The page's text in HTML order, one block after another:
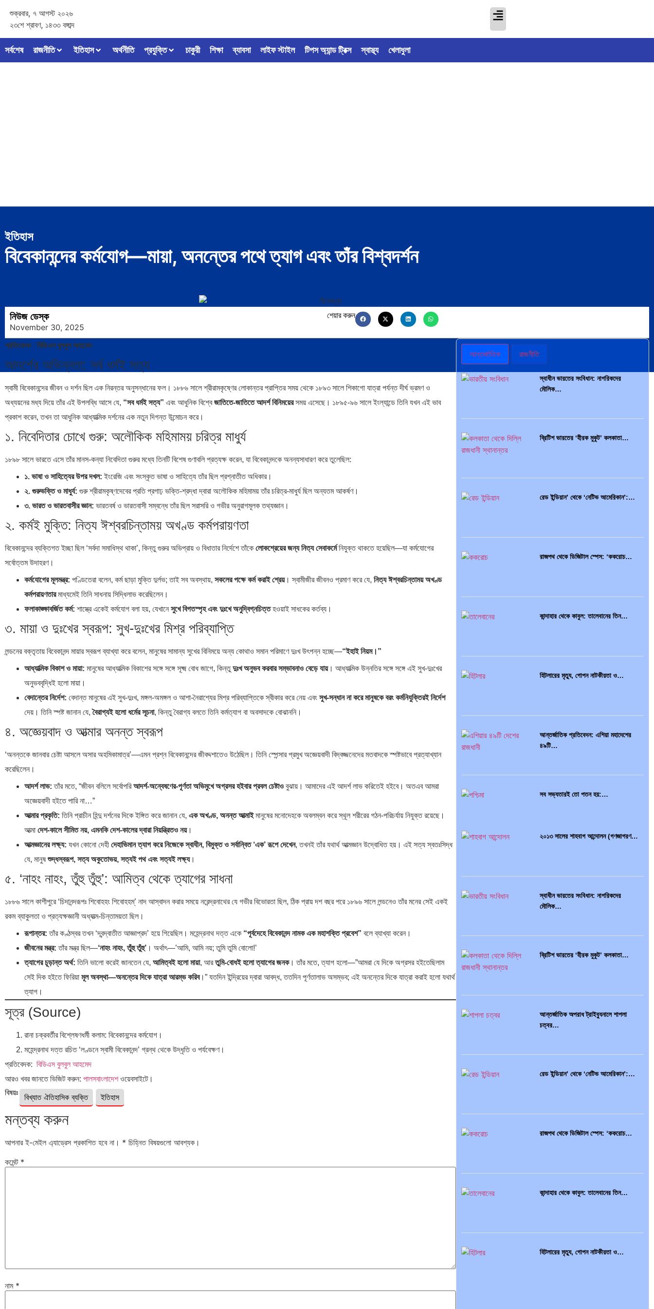
শুক্রবার, ৭ আগস্ট ২০২৬
২৩শে শ্রাবণ, ১৪৩৩ বঙ্গাব্দ
সর্বশেষ রাজনীতি ইতিহাস অর্থনীতি প্রযুক্তি চাকুরী শিক্ষা ব্যাবসা লাইফ স্টাইল টিপস অ্যান্ড ট্রিক্স স্বাস্থ্য খেলাধুলা
ইতিহাস
বিবেকানন্দের কর্মযোগ—মায়া, অনন্তের পথে ত্যাগ এবং তাঁর বিশ্বদর্শন
নিউজ ডেস্ক
November 30, 2025
শেয়ার করুন
প্রতিবেদক : বিডিএস বুলবুল আহমেদ
আদর্শের অভিন্নতা: সর্ব ধর্মই সত্য
স্বামী বিবেকানন্দের জীবন ও দর্শন ছিল এক নিরন্তর অনুসন্ধানের ফল। ১৮৮৬ সালে শ্রীরামকৃষ্ণের লোকান্তর প্রাপ্তির সময় থেকে ১৮৯৩ সালে শিকাগো যাত্রা পর্যন্ত দীর্ঘ ভ্রমণ ও
অধ্যয়নের মধ্য দিয়ে তাঁর এই উপলব্ধি আসে যে, “সব ধর্মই সত্য” এবং আধুনিক বিশ্বেজাতিতে-জাতিতে আদর্শ বিনিময়েরসময় এসেছে। ১৮৯৫-৯৬ সালে ইংল্যান্ডে তিনি যখন এই ভাব
প্রকাশ করেন, তখন তা আধুনিক আধ্যাত্মিক দর্শনের এক নতুন দিগন্ত উন্মোচন করে।
১. নিবেদিতার চোখে গুরু: অলৌকিক মহিমাময় চরিত্র মাধুর্য
১৮৯৮ সালে ভারতে এসে তাঁর মানস-কন্যা নিবেদিতা গুরুর মধ্যে তিনটি বিশেষ গুণাবলি প্রত্যক্ষ করেন, যা বিবেকানন্দকে অনন্যসাধারণ করে তুলেছিল:
১. ভাষা ও সাহিত্যের উপর দখল: ইংরেজি এবং সংস্কৃত ভাষা ও সাহিত্যে তাঁর ছিল প্রশ্নাতীত অধিকার।
২. গুরুভক্তি ও মাধুর্য: গুরু শ্রীরামকৃষ্ণদেবের প্রতি প্রগাঢ় ভক্তি-শ্রদ্ধা দ্বারা অলৌকিক মহিমাময় তাঁর চরিত্র-মাধুর্য ছিল অন্যতম আকর্ষণ।
৩. ভারত ও ভারতবাসীর জ্ঞান: ভারতবর্ষ ও ভারতবাসী সম্বন্ধে তাঁর ছিল সরাসরি ও গভীর অনুরাগমূলক তথ্যজ্ঞান।
২. কর্মই মুক্তি: নিত্য ঈশ্বরচিন্তাময় অখণ্ড কর্মপরায়ণতা
বিবেকানন্দের ব্যক্তিগত ইচ্ছা ছিল ‘সর্বদা সমাধিস্থ থাকা’, কিন্তু গুরুর অভিপ্রায় ও বিধাতার নির্দেশে তাঁকে লোকশ্রেয়ের জন্য নিত্য সেবাকর্মেনিযুক্ত থাকতে হয়েছিল—যা কর্মযোগের
সর্বোত্তম উদাহরণ।
কর্মযোগের মূলমন্ত্র: পণ্ডিতেরা বলেন, কর্ম ছাড়া মুক্তি দুর্লভ; তাই সব অবস্থায়, সকলের পক্ষে কর্ম করাই শ্রেয়। স্বামীজীর জীবনও প্রমাণ করে যে, নিত্য ঈশ্বরচিন্তাময় অখণ্ড
কর্মপরায়ণতারমাধ্যমেই তিনি সাধনায় সিদ্ধিলাভ করেছিলেন।
ফলাকাঙ্ক্ষাবর্জিত কর্ম: শাস্ত্রে একেই কর্মযোগ বলা হয়, যেখানে সুখে বিগতস্পৃহ এবং দুঃখে অনুদ্বিগ্নচিত্তহওয়াই সাধকের কর্তব্য।
৩. মায়া ও দুঃখের স্বরূপ: সুখ-দুঃখের মিশ্র পরিব্যাপ্তি
লন্ডনের বক্তৃতায় বিবেকানন্দ মায়ার স্বরূপ ব্যাখ্যা করে বলেন, মানুষের সামান্য সুখের বিনিময়ে অন্য কোথাও সমান পরিমাণে দুঃখ উৎপন্ন হচ্ছে—“ইহাই নিয়ম।”
আধ্যাত্মিক বিকাশ ও মায়া: মানুষের আধ্যাত্মিক বিকাশের সঙ্গে সঙ্গে সূক্ষ্ম বোধ জাগে, কিন্তুদুঃখ অনুভব করবার সম্ভাবনাও বেড়ে যায়। আধ্যাত্মিক উন্নতির সঙ্গে সঙ্গে এই সুখ-দুঃখের
অনুভববৃদ্ধিই হলো মায়া।
বেদান্তের নির্দেশ: বেদান্ত মানুষের এই সুখ-দুঃখ, মঙ্গল-অমঙ্গল ও আশা-নৈরাশ্যের মিশ্র পরিব্যাপ্তিকে স্বীকার করে নেয় এবং সুখ-সন্ধান না করে মানুষকে বরং কর্মনিযুক্তিরই নির্দেশ
দেয়। তিনি স্পষ্ট জানান যে,বৈরাগ্যই হলো ধর্মের সূচনা, কিন্তু বৈরাগ্য বলতে তিনি কর্মত্যাগ বা অবসাদকে বোঝাননি।
৪. অজ্ঞেয়বাদ ও আত্মার অনন্ত স্বরূপ
‘অনন্তকে জানবার চেষ্টা আসলে অসার অহমিকামাত্র’—এমন প্রশ্ন বিবেকানন্দের জীবদ্দশাতেও উঠেছিল। তিনি স্পেন্সার প্রমুখ অজ্ঞেয়বাদী বিদ্বজ্জনেদের মতবাদকে স্পষ্টভাবে প্রত্যাখ্যান
করেছিলেন।
আদর্শ লাভ: তাঁর মতে, “জীবন বলিলে সর্বোপরিআদর্শ-অন্বেষণের-পূর্ণতা অভিমুখে অগ্রসর হইবার প্রবল চেষ্টাও বুঝায়। আমাদের এই আদর্শ লাভ করিতেই হইবে। অতএব আমরা
অজ্ঞেয়বাদী হইতে পারি না…”
আত্মার প্রকৃতি: তিনি প্রাচীন হিন্দু দর্শনের দিকে ইঙ্গিত করে জানান যে, এক অখণ্ড, অনন্ত আত্মাইমানুষের মনোদেহকে অবলম্বন করে স্থূল শরীরের গঠন-পরিচর্যায় নিযুক্ত রয়েছে।
আত্মা দেশ-কালে সীমিত নয়, এমনকি দেশ-কালের দ্বারা নিয়ন্ত্রিতও নয়।
আত্মজ্ঞানের লক্ষ্য: যখন কোনো দেহী দেহাভিমান ত্যাগ করে নিজেকে স্বাধীন, বিমুক্ত ও সর্বান্বিত ‘এক’ রূপে দেখেন, তখনই তাঁর যথার্থ আত্মজ্ঞান উদ্বোধিত হয়। এই সত্য স্বতঃসিদ্ধ
যে, মানুষশুদ্ধস্বরূপ, সত্য অকুতোভয়, সত্যই পথ এবং সত্যই লক্ষ্য।
৫. ‘নাহং নাহং, তুঁহু তুঁহু’: আমিত্ব থেকে ত্যাগের সাধনা
১৮৮৬ সালে কাশীপুরে ‘চিদানন্দরূপঃ শিবোহহং শিবোহহম্’ নাদ আস্বাদন করার সময়ে নরেন্দ্রনাথের যে গভীর বিভোরতা ছিল, ঠিক প্রায় দশ বছর পরে ১৮৯৬ সালে লন্ডনেও তাঁর মনের সেই একই
রকম ব্যাকুলতা ও প্রত্যক্ষজ্ঞানী অধ্যাত্ম-চিন্তাময়তা ছিল।
রূপান্তর: তাঁর কণ্ঠস্বর তখন ‘দ্বন্দ্বাতীত আজ্ঞাপ্রদ’ হয়ে গিয়েছিল। মহেন্দ্রনাথ দত্ত একে “পূর্বদেহে বিবেকানন্দ নামক এক মহাশক্তি প্রবেশ” বলে ব্যাখ্যা করেন।
জীবনের মন্ত্র: তাঁর মন্ত্র ছিল—‘নাহং নাহং, তুঁহু তুঁহু’ । অর্থাৎ—’আমি, আমি নয়; তুমি তুমি বোলো!’
ত্যাগের চূড়ান্ত অর্থ: তিনি ভালো করেই জানতেন যে, আমিত্বই হলো মায়া, আরতুমি-বোধই হলো ত্যাগের জনক। তাঁর মতে, ত্যাগ হলো—”আমরা যে দিকে অগ্রসর হইতেছিলাম
সেই দিক হইতে ফিরিয়া মূল অবস্থা—অনন্তের দিকে যাত্রা আরম্ভ করিব।” যতদিন ইন্দ্রিয়ের দ্বারা আবদ্ধ, ততদিন পূর্ণতালাভ অসম্ভব; এই অনন্তের দিকে যাত্রা করাই হলো যথার্থ
ত্যাগ।
সূত্র (Source)
রানা চক্রবর্তীর বিশ্লেষণধর্মী কলাম: বিবেকানন্দের কর্মযোগ।
মহেন্দ্রনাথ দত্ত রচিত ‘লণ্ডনে স্বামী বিবেকানন্দ’ গ্রন্থ থেকে উদ্ধৃতি ও পর্যবেক্ষণ।
প্রতিবেদক: বিডিএস বুলবুল আহমেদ
আরও খবর জানতে ভিজিট করুন: পালসবাংলাদেশওয়েবসাইটে।
বিষয়ঃ
বিখ্যাত ঐতিহাসিক ব্যক্তি ইতিহাস
মন্তব্য করুন
আপনার ই-মেইল এ্যাড্রেস প্রকাশিত হবে না। * চিহ্নিত বিষয়গুলো আবশ্যক।
কমেন্ট *
নাম *
আন্তর্জাতিক রাজনীতি
স্বাধীন ভারতের সংবিধান: নাগরিকদের
মৌলিক…
ব্রিটিশ ভারতের ‘হীরক মুকুট’ কলকাতা…
রেড ইন্ডিয়ান’ থেকে ‘নেটিভ আমেরিকান’:…
রাজপথ থেকে ডিজিটাল স্পেস: ‘ককরোচ…
কান্দাহার থেকে কাবুল: তালেবানের তিন…
হিটলারের মৃত্যু, গোপন নাটকীয়তা ও…
আন্তর্জাতিক প্রতিবেদন: এশিয়া মহাদেশের
৪৯টি…
সব সভ্যতারই তো পতন হয়:…
২০১৩ সালের শাহবাগ আন্দোলন (গণজাগরণ…
স্বাধীন ভারতের সংবিধান: নাগরিকদের
মৌলিক…
ব্রিটিশ ভারতের ‘হীরক মুকুট’ কলকাতা…
আন্তর্জাতিক অপরাধ ট্রাইব্যুনালে শাপলা
চত্বর…
রেড ইন্ডিয়ান’ থেকে ‘নেটিভ আমেরিকান’:…
রাজপথ থেকে ডিজিটাল স্পেস: ‘ককরোচ…
কান্দাহার থেকে কাবুল: তালেবানের তিন…
হিটলারের মৃত্যু, গোপন নাটকীয়তা ও…